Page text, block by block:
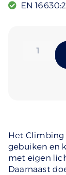
EN
Het
gebuiken en
met eigen
Daarnaast